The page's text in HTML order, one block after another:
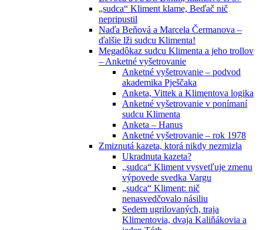
„sudca“ Kliment klame, Beďač nič
nepripustil
Naďa Beňová a Marcela Čermanova –
ďalšie lži sudcu Klimenta!
Megadôkaz sudcu Klimenta a jeho trollov
– Anketné vyšetrovanie
Anketné vyšetrovanie – podvod
akademika Pješčaka
Anketa, Vittek a Klimentova logika
Anketné vyšetrovanie v ponímaní
sudcu Klimenta
Anketa – Hanus
Anketné vyšetrovanie – rok 1978
Zmiznutá kazeta, ktorá nikdy nezmizla
Ukradnuta kazeta?
„sudca“ Kliment vysvetľuje zmenu
výpovede svedka Vargu
„sudca“ Kliment: nič
nenasvedčovalo násiliu
Sedem ugrilovaných, traja
Klimentovia, dvaja Kaliňákovia a